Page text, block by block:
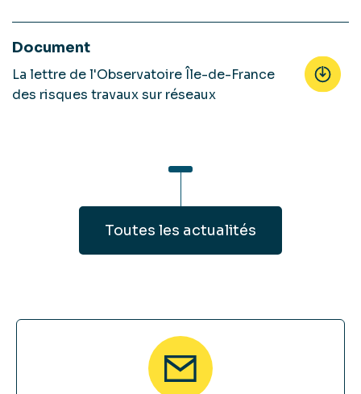
Document
La lettre de l'Observatoire Île-de-France
des risques travaux sur réseaux
Toutes les actualités